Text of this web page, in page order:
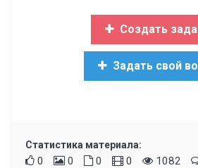
Создать
Задать свой
Статистика материала:
0 0 0 0 1082